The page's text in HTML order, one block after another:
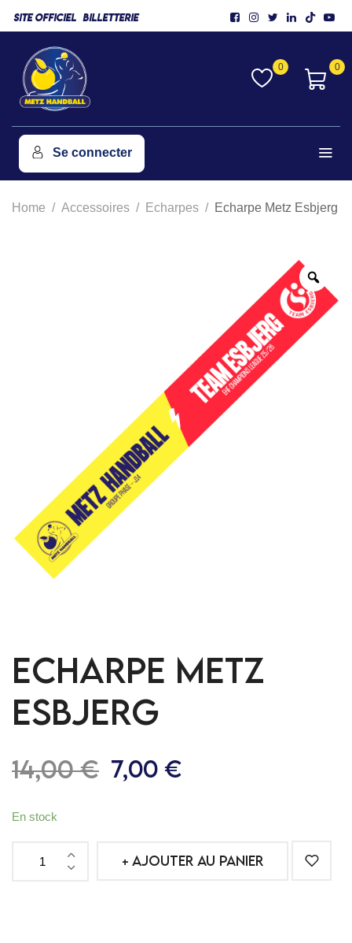
SITE OFFICIEL BILLETTERIE
0 0
Se connecter
Home Accessoires Echarpes Echarpe Metz Esbjerg
ECHARPE METZ
ESBJERG
14,00€ 7,00 €
En stock
Echarpe
AJOUTER AU PANIER